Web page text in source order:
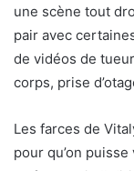
une scène tout
pair avec
de vidéos de
corps, prise
Les farces de
pour qu’on